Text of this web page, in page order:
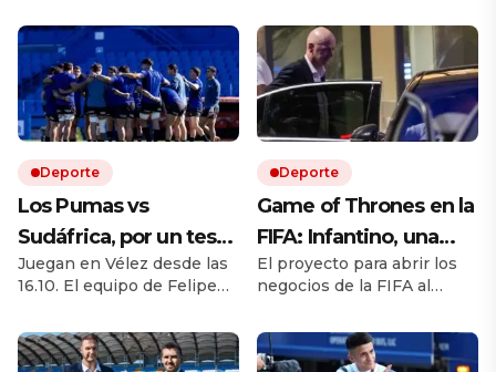
Deporte
Los Pumas vs
Sudáfrica, por un test
match EN VIVO: a qué
hora juegan,
formaciones y cómo
ver el partido
Juegan en Vélez desde las
16.10. El equipo de Felipe
cuatro debutantes. Por
ESPN y Disney +
Deporte
Game of Thrones en la
FIFA: Infantino, una
rebelión en marcha y
la batalla por el trono
El proyecto para abrir los
negocios de la FIFA al
fuerte disputa interna.
Europa cuestiona al